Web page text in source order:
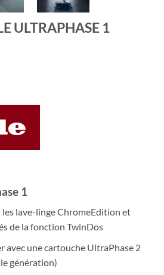
ULTRAPHASE 1
1
les lave-linge ChromeEdition et
de la fonction TwinDos
avec une cartouche UltraPhase 2
génération)